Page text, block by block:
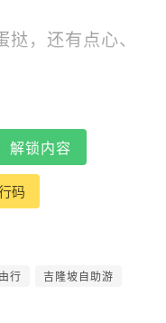
，还有点心、
解锁内容
码
行 吉隆坡自助游